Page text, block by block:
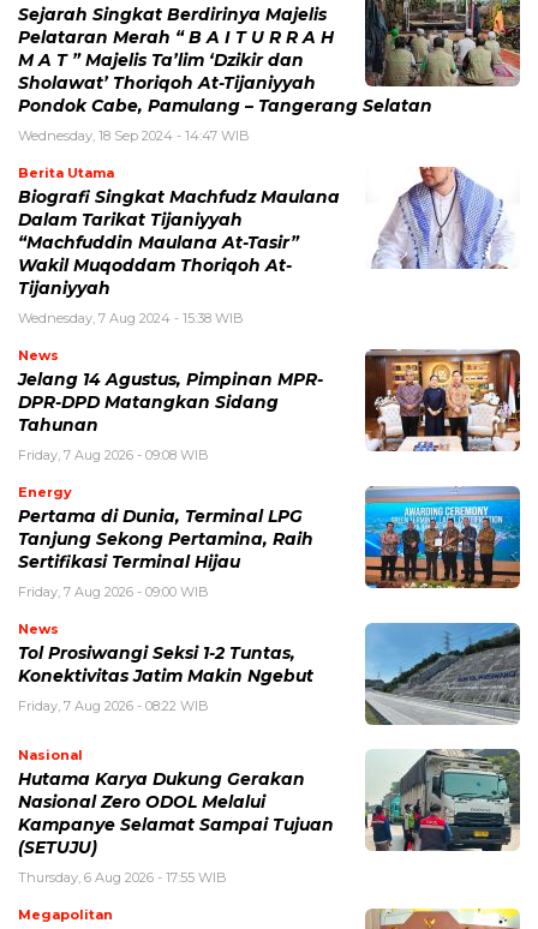
Sejarah Singkat Berdirinya Majelis
Pelataran Merah “ B A I T U R R A H
M A T ” Majelis Ta’lim ‘Dzikir dan
Sholawat’ Thoriqoh At-Tijaniyyah
Pondok Cabe, Pamulang – Tangerang Selatan
Wednesday, 18 Sep 2024 - 14:47 WIB
Berita Utama
Biografi Singkat Machfudz Maulana
Dalam Tarikat Tijaniyyah
“Machfuddin Maulana At-Tasir”
Wakil Muqoddam Thoriqoh At-
Tijaniyyah
Wednesday, 7 Aug 2024 - 15:38 WIB
News
Jelang 14 Agustus, Pimpinan MPR-
DPR-DPD Matangkan Sidang
Tahunan
Friday, 7 Aug 2026 - 09:08 WIB
Energy
Pertama di Dunia, Terminal LPG
Tanjung Sekong Pertamina, Raih
Sertifikasi Terminal Hijau
Friday, 7 Aug 2026 - 09:00 WIB
News
Tol Prosiwangi Seksi 1-2 Tuntas,
Konektivitas Jatim Makin Ngebut
Friday, 7 Aug 2026 - 08:22 WIB
Nasional
Hutama Karya Dukung Gerakan
Nasional Zero ODOL Melalui
Kampanye Selamat Sampai Tujuan
(SETUJU)
Thursday, 6 Aug 2026 - 17:55 WIB
Megapolitan